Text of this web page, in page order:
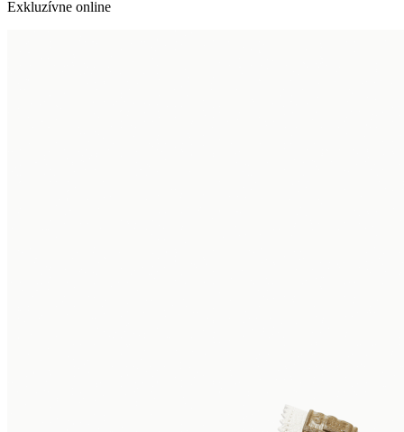
Exkluzívne online